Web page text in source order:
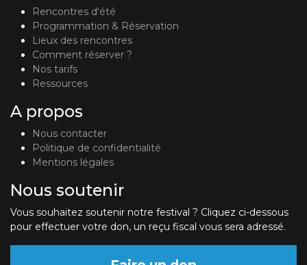
Rencontres d'été
Programmation & Réservation
Lieux des rencontres
Comment réserver ?
Nos tarifs
Ressources
A propos
Nous contacter
Politique de confidentialité
Mentions légales
Nous soutenir
Vous souhaitez soutenir notre festival ? Cliquez ci-dessous
pour effectuer votre don, un reçu fiscal vous sera adressé.